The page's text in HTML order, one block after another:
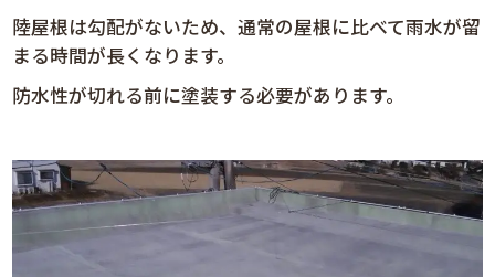
陸屋根は勾配がないため、通常の屋根に比べて雨水が留
まる時間が長くなります。
防水性が切れる前に塗装する必要があります。